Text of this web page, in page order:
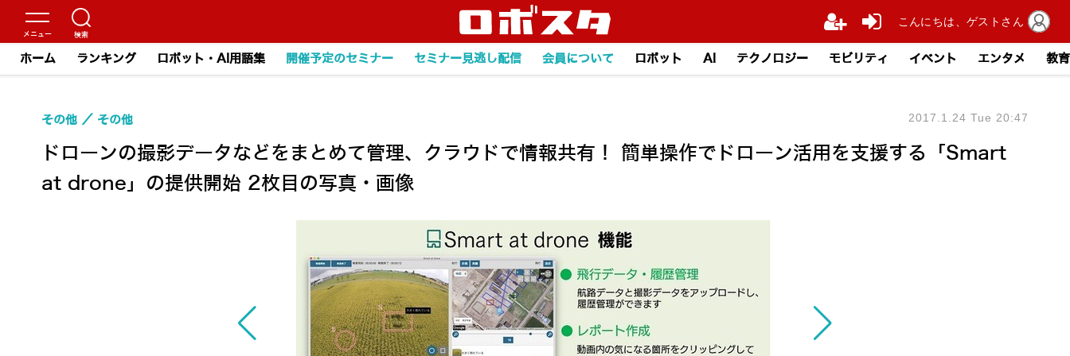
ホーム ランキング ロボット・AI用語集 開催予定のセミナー セミナー見逃し配信 会員について ロボット AI テクノロジー モビリティ イベント エンタメ 教育
ドローンの撮影データなどをまとめて管理、クラウドで情報共有！ 簡単操作でドローン活用を支援する「Smart
at drone」の提供開始 2枚目の写真・画像
その他 その他 2017.1.24 Tue 20:47
こんにちは、ゲストさん